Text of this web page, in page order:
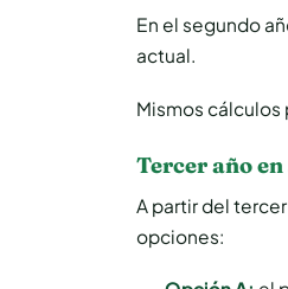
En el segundo
actual.
Mismos cálculos
Tercer año
A partir del
opciones: